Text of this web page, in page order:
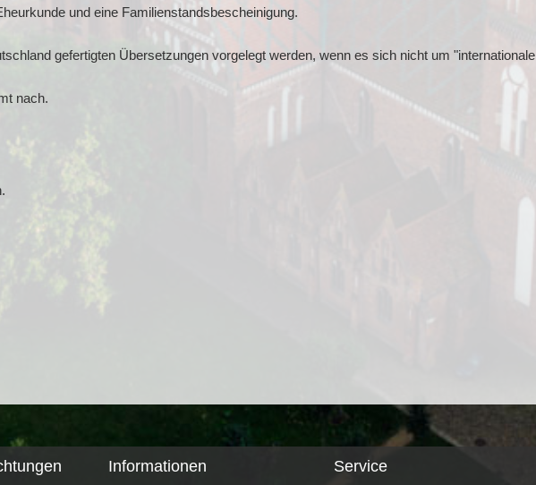
und eine Familienstandsbescheinigung.
gefertigten Übersetzungen vorgelegt werden, wenn es sich nicht um "internationale
nach.
Informationen Service